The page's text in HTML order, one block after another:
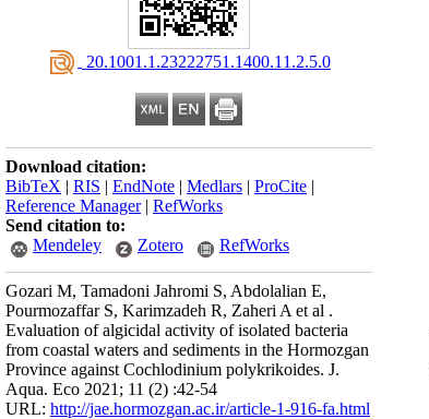
‎ 20.1001.1.23222751.1400.11.2.5.0
Download citation:
BibTeX | RIS | EndNote | Medlars | ProCite |
Reference Manager| RefWorks
Send citation to:
Mendeley
Zotero RefWorks
Gozari M, Tamadoni Jahromi S, Abdolalian E,
Pourmozaffar S, Karimzadeh R, Zaheri A et al .
Evaluation of algicidal activity of isolated bacteria
from coastal waters and sediments in the Hormozgan
Province against Cochlodinium polykrikoides. J.
Aqua. Eco 2021; 11 (2) :42-54
URL: http://jae.hormozgan.ac.ir/article-1-916-fa.html